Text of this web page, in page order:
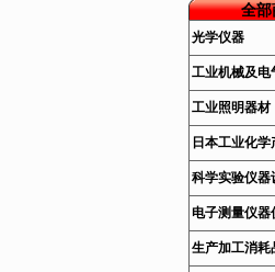
全部
光学仪器
工业机械及电
工业照明器材
日本工业化学
科学实验仪器
电子测量仪器
生产加工消耗